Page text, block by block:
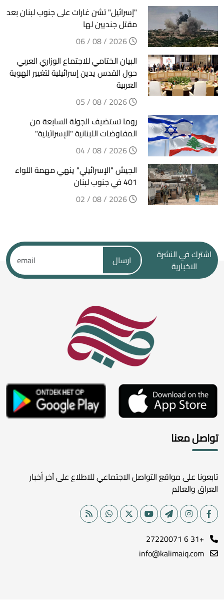
"إسرائيل" تشن غارات على جنوب لبنان بعد
مقتل جنديين لها
البيان الختامي للاجتماع الوزاري العربي
حول القدس يدين إسرائيلية لتغيير الهوية
العربية
روما تستضيف الجولة السابعة من
المفاوضات اللبنانية "الإسرائيلية"
الجيش "الإسرائيلي" ينهي مهمة اللواء
401 في جنوب لبنان
اشترك في النشرة
الاخبارية
ارسال
تواصل معنا
تابعونا على مواقع التواصل الاجتماعي للاطلاع على آخر أخبار
العراق والعالم
+31 6 27220071
info@kalimaiq.com